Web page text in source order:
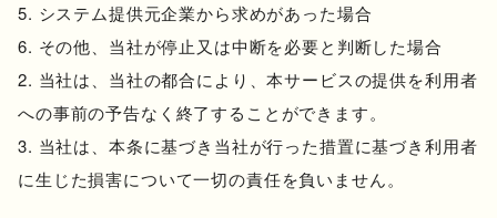
システム提供元企業から求めがあった場合
その他、当社が停止又は中断を必要と判断した場合
当社は、当社の都合により、本サービスの提供を利用者
への事前の予告なく終了することができます。
当社は、本条に基づき当社が行った措置に基づき利用者
に生じた損害について一切の責任を負いません。